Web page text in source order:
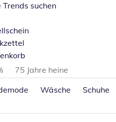
suchen
75 Jahre heine
Wäsche Schuhe